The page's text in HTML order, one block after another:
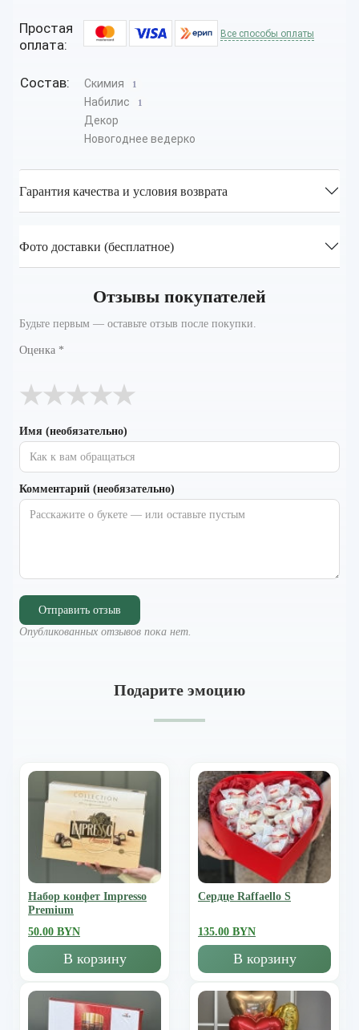
Простая
оплата:
Все способы оплаты
Состав: Скимия 1
Набилис 1
Декор
Новогоднее ведерко
Гарантия качества и условия возврата
Фото доставки (бесплатное)
Отзывы покупателей
Будьте первым — оставьте отзыв после покупки.
Оценка *
★
★
★
★
★
Имя (необязательно)
Комментарий (необязательно)
Отправить отзыв
Опубликованных отзывов пока нет.
Подарите эмоцию
Набор конфет Impresso
Premium
50.00 BYN
В корзину
Сердце Raffaello S
135.00 BYN
В корзину